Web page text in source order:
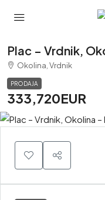
Plac – Vrdnik,
Okolina, Vrdnik
PRODAJA
333,720EUR